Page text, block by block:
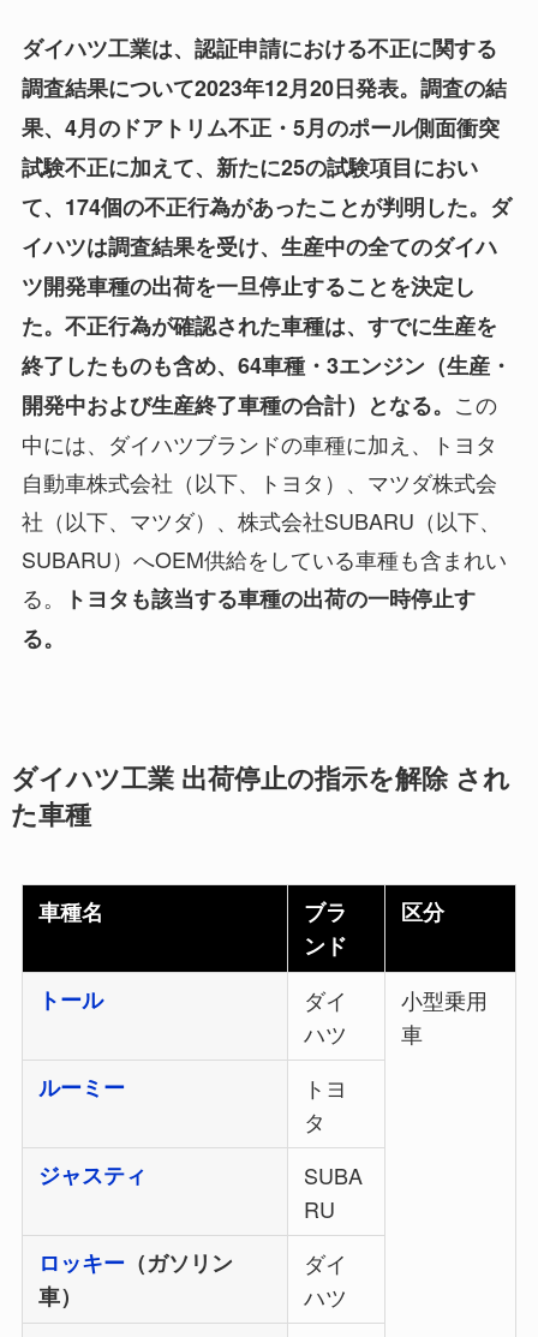
ダイハツ工業は、認証申請における不正に関する
調査結果について2023年12月20日発表。調査の結
果、4月のドアトリム不正・5月のポール側面衝突
試験不正に加えて、新たに25の試験項目におい
て、174個の不正行為があったことが判明した。ダ
イハツは調査結果を受け、生産中の全てのダイハ
ツ開発車種の出荷を一旦停止することを決定し
た。不正行為が確認された車種は、すでに生産を
終了したものも含め、64車種・3エンジン（生産・
開発中および生産終了車種の合計）となる。 この
中には、ダイハツブランドの車種に加え、トヨタ
自動車株式会社（以下、トヨタ）、マツダ株式会
社（以下、マツダ）、株式会社SUBARU（以下、
SUBARU）へOEM供給をしている車種も含まれい
る。
トヨタも該当する車種の出荷の一時停止す
る。
ダイハツ工業 出荷停止の指示を解除 され
た車種
車種名
ブラ
ンド
区分
トール
ダイ
ハツ
小型乗用
車
ルーミー
トヨ
タ
ジャスティ
SUBA
RU
ロッキー （ガソリン
車）
ダイ
ハツ